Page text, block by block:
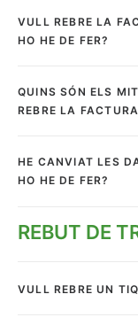
VULL REBRE LA
HO HE DE FER?
QUINS SÓN ELS
REBRE LA
HE CANVIAT LES
HO HE DE FER?
REBUT DE
VULL REBRE UN